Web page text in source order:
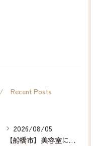
Recent Posts
2026/08/05
【船橋市】美容室に行けない…をなくしたい✂️✨